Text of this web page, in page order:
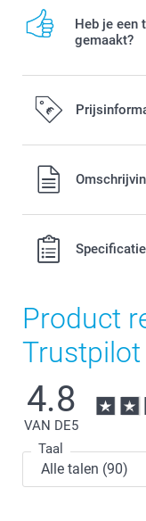
Heb je een
gemaakt?
Alle prijzen zijn in
verzendkosten.
Product
Trustpilot
4.8
VAN DE5
Taal